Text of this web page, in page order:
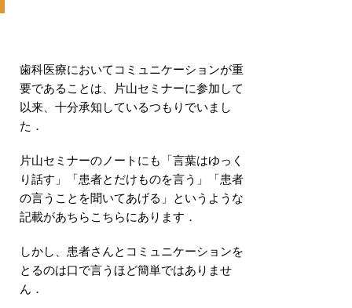
歯科医療においてコミュニケーションが重
要であることは、片山セミナーに参加して
以来、十分承知しているつもりでいまし
た．
片山セミナーのノートにも「言葉はゆっく
り話す」「患者とだけものを言う」「患者
の言うことを聞いてあげる」というような
記載があちらこちらにあります．
しかし、患者さんとコミュニケーションを
とるのは口で言うほど簡単ではありませ
ん．